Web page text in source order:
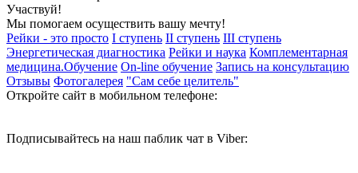
Участвуй!
Мы помогаем осуществить вашу мечту!
Рейки - это просто I ступень II ступень III ступень
Энергетическая диагностика Рейки и наука Комплементарная
медицина.Обучение On-line обучение Запись на консультацию
Отзывы Фотогалерея "Сам себе целитель"
Откройте сайт в мобильном телефоне:
Подписывайтесь на наш паблик чат в Viber: